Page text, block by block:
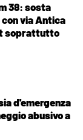
38: sosta
via Antica
soprattutto
d'emergenza
abusivo a